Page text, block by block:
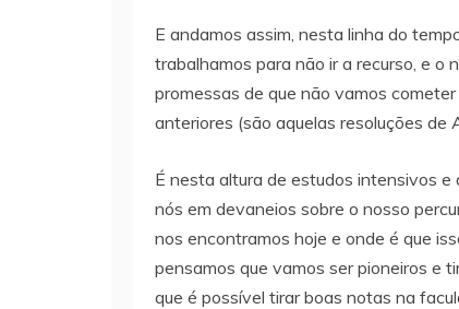
E andamos assim, nesta linha do
trabalhamos para não ir a recurso, e o
promessas de que não vamos
anteriores (são aquelas resoluções de
É nesta altura de estudos intensivos
nós em devaneios sobre o nosso
nos encontramos hoje e onde é que
pensamos que vamos ser pioneiros e
que é possível tirar boas notas na